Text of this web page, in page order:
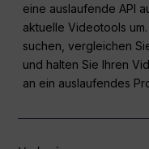
eine auslaufende API
aktuelle Videotools
suchen, vergleichen
und halten Sie Ihren
an ein auslaufendes